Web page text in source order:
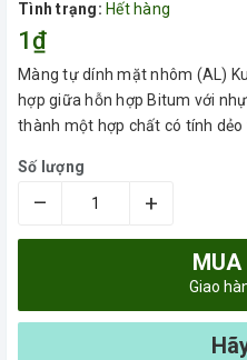
Tình trạng: Hết hàng
1₫
Màng tự dính mặt nhôm (AL)
hợp giữa hỗn hợp Bitum với
thành một hợp chất có tính dẻo
Số lượng
– +
MUA
Giao